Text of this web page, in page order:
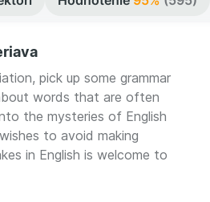
pick up some grammar
words that are often
the mysteries of English
to avoid making
in English is welcome to